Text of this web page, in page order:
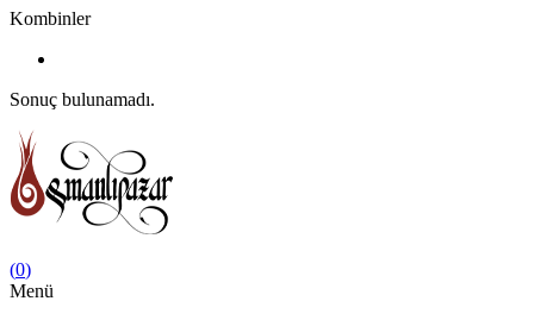
Kombinler
Sonuç bulunamadı.
(0)
Menü